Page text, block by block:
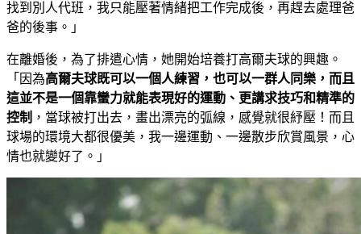
找到別人代班，我只能壓著情緒把工作完成後，再趕去處理爸
爸的後事。」
在離婚後，為了排遣心情，她開始培養打高爾夫球的興趣。
「因為高爾夫球既可以一個人練習，也可以一群人同樂，而且
這並不是一個靠蠻力就能表現好的運動、更講求技巧和精準的
控制 ，當球被打出去，畫出漂亮的弧線，感覺就很紓壓！而且
球場的環境大都很優美，我一邊運動、一邊散步欣賞風景，心
情也就變好了。」